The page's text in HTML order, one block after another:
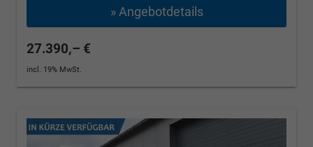
» Angebotdetails
27.390,– €
incl. 19% MwSt.